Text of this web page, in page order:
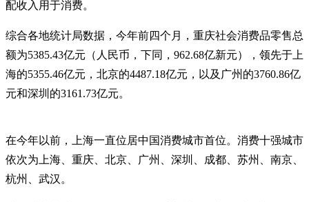
配收入用于消费。
综合各地统计局数据，今年前四个月，重庆社会消费品零售总
额为5385.43亿元（人民币，下同，962.68亿新元），领先于上
海的5355.46亿元，北京的4487.18亿元，以及广州的3760.86亿
元和深圳的3161.73亿元。
在今年以前，上海一直位居中国消费城市首位。消费十强城市
依次为上海、重庆、北京、广州、深圳、成都、苏州、南京、
杭州、武汉。